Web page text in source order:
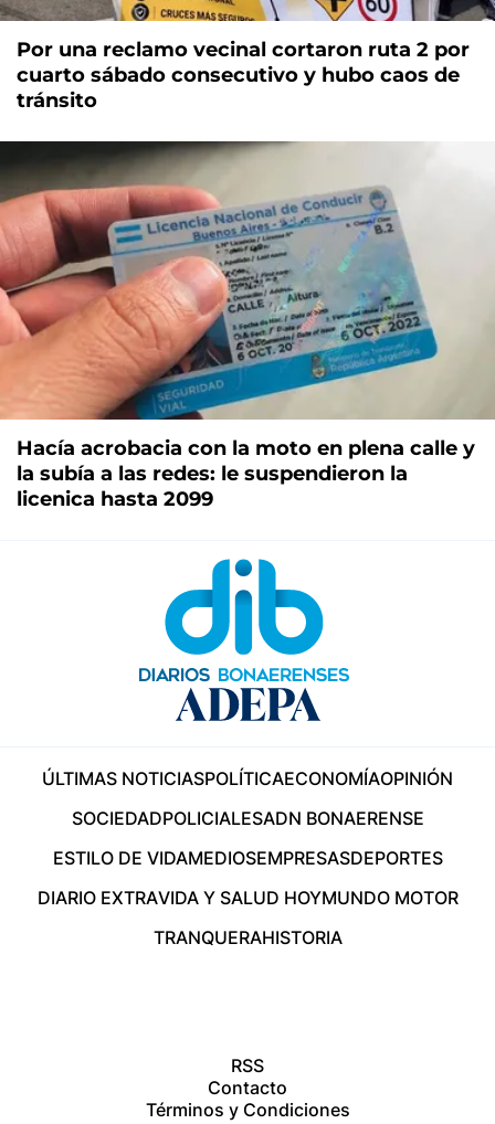
Por una reclamo vecinal cortaron ruta 2 por
cuarto sábado consecutivo y hubo caos de
tránsito
Hacía acrobacia con la moto en plena calle y
la subía a las redes: le suspendieron la
licenica hasta 2099
ÚLTIMAS NOTICIASPOLÍTICAECONOMÍAOPINIÓN
SOCIEDADPOLICIALESADN BONAERENSE
ESTILO DE VIDAMEDIOSEMPRESASDEPORTES
DIARIO EXTRAVIDA Y SALUD HOYMUNDO MOTOR
TRANQUERAHISTORIA
RSS
Contacto
Términos y Condiciones